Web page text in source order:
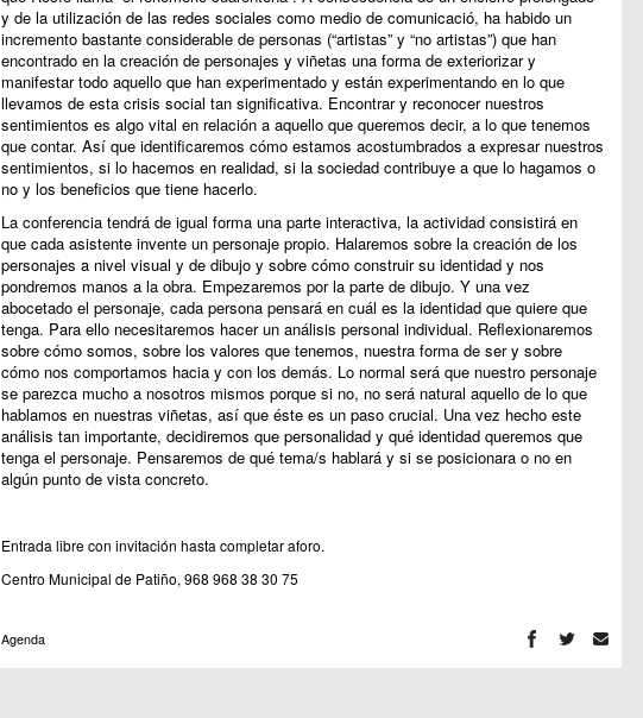
y de la utilización de las redes sociales como medio de comunicació, ha habido un
incremento bastante considerable de personas (“artistas” y “no artistas”) que han
encontrado en la creación de personajes y viñetas una forma de exteriorizar y
manifestar todo aquello que han experimentado y están experimentando en lo que
llevamos de esta crisis social tan significativa. Encontrar y reconocer nuestros
sentimientos es algo vital en relación a aquello que queremos decir, a lo que tenemos
que contar. Así que identificaremos cómo estamos acostumbrados a expresar nuestros
sentimientos, si lo hacemos en realidad, si la sociedad contribuye a que lo hagamos o
no y los beneficios que tiene hacerlo.
La conferencia tendrá de igual forma una parte interactiva, la actividad consistirá en
que cada asistente invente un personaje propio. Halaremos sobre la creación de los
personajes a nivel visual y de dibujo y sobre cómo construir su identidad y nos
pondremos manos a la obra. Empezaremos por la parte de dibujo. Y una vez
abocetado el personaje, cada persona pensará en cuál es la identidad que quiere que
tenga. Para ello necesitaremos hacer un análisis personal individual. Reflexionaremos
sobre cómo somos, sobre los valores que tenemos, nuestra forma de ser y sobre
cómo nos comportamos hacia y con los demás. Lo normal será que nuestro personaje
se parezca mucho a nosotros mismos porque si no, no será natural aquello de lo que
hablamos en nuestras viñetas, así que éste es un paso crucial. Una vez hecho este
análisis tan importante, decidiremos que personalidad y qué identidad queremos que
tenga el personaje. Pensaremos de qué tema/s hablará y si se posicionara o no en
algún punto de vista concreto.
Entrada libre con invitación hasta completar aforo.
Centro Municipal de Patiño, 968 968 38 30 75
Agenda